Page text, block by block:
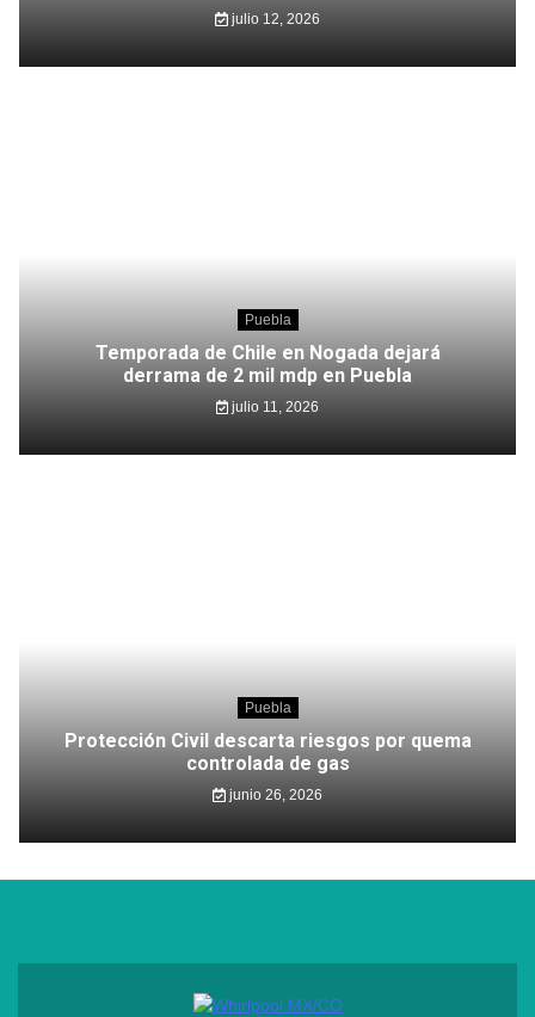
julio 12, 2026
Puebla
Temporada de Chile en Nogada dejará
derrama de 2 mil mdp en Puebla
julio 11, 2026
Puebla
Protección Civil descarta riesgos por quema
controlada de gas
junio 26, 2026